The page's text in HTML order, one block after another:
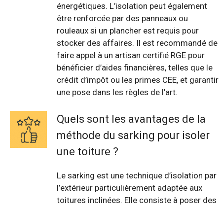
énergétiques. L’isolation peut également
être renforcée par des panneaux ou
rouleaux si un plancher est requis pour
stocker des affaires. Il est recommandé de
faire appel à un artisan certifié RGE pour
bénéficier d’aides financières, telles que le
crédit d’impôt ou les primes CEE, et garantir
une pose dans les règles de l’art.
Quels sont les avantages de la
méthode du sarking pour isoler
une toiture ?
Le sarking est une technique d’isolation par
l’extérieur particulièrement adaptée aux
toitures inclinées. Elle consiste à poser des